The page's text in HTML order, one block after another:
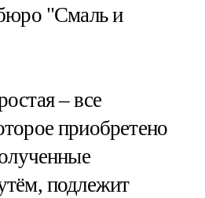
"Смаль и
– все
приобретено
подлежит